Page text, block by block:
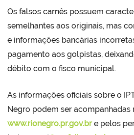
Os falsos carnês possuem
semelhantes aos originais, mas
e informações bancárias
pagamento aos golpistas,
débito com o fisco municipal.
As informações oficiais sobre o
Negro podem ser acompanhadas
www.rionegro.pr.gov.bre pelos